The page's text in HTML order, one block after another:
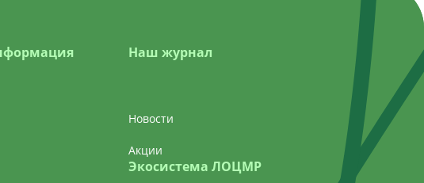
Наш журнал
Новости
Акции
Экосистема ЛОЦМР